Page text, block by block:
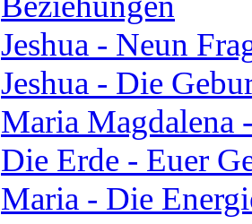
Jeshua - Neun
Jeshua - Die
Maria Magdalena
Die Erde - Euer
Maria - Die